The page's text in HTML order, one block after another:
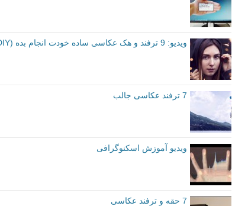
ویدیو: 9 ترفند و هک عکاسی ساده خودت انجام بده (DIY)
7 ترفند عکاسی جالب
ویدیو آموزش اسکنوگرافی
7 حقه و ترفند عکاسی